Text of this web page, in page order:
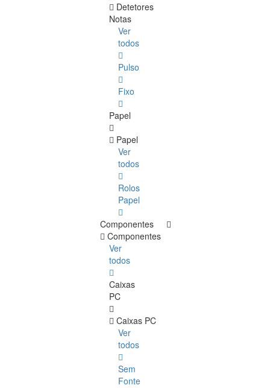
Detetores
Notas
Ver
todos
Pulso
Fixo
Papel
Papel
Ver
todos
Rolos
Papel
Componentes
Componentes
Ver
todos
Caixas
PC
Caixas PC
Ver
todos
Sem
Fonte